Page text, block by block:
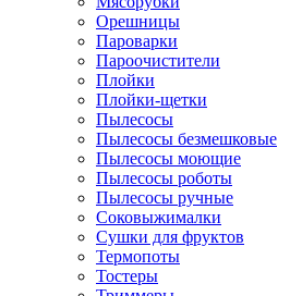
Орешницы
Пароварки
Пароочистители
Плойки
Плойки-щетки
Пылесосы
Пылесосы безмешковые
Пылесосы моющие
Пылесосы роботы
Пылесосы ручные
Соковыжималки
Сушки для фруктов
Термопоты
Тостеры